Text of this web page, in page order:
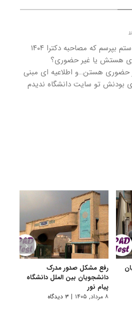
با سلام و عرض ادب خواستم بپرسم که مصاحبه دکترا ۱۴۰۴
هستش یا غیر حضوری؟
حضوری هستن…و اطلاعیه ای مبنی
بودنش تو سایت دانشگاه ندیدم
رفع مشکل صدور مدرک
دانشجویان بین الملل دانشگاه
پیام نور
۸ مرداد, ۱۴۰۵ | ۳ دیدگاه